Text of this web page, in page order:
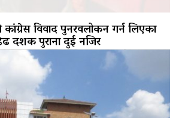
कांग्रेस विवाद पुनरवलोकन गर्न लिएका
दशक पुराना दुई नजिर